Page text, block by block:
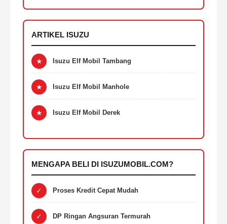
ARTIKEL ISUZU
★ Isuzu Elf Mobil Tambang
★ Isuzu Elf Mobil Manhole
★ Isuzu Elf Mobil Derek
MENGAPA BELI DI ISUZUMOBIL.COM?
✓ Proses Kredit Cepat Mudah
✓ DP Ringan Angsuran Termurah